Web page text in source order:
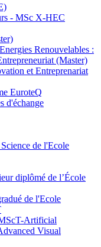
- MSc X-HEC
Renouvelables :
(Master)
et Entreprenariat
EuroteQ
d'échange
de l'Ecole
diplômé de l’École
de l'Ecole
Artificial
Visual